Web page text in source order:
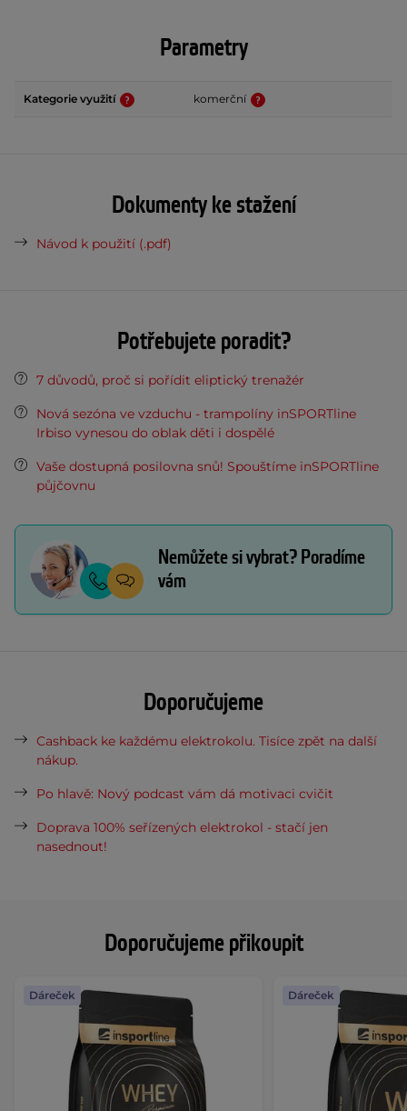
Doporučujeme přikoupit
Dáreček Dáreček
Parametry
Kategorie využití komerční
Dokumenty ke stažení
Návod k použití (.pdf)
Potřebujete poradit?
7 důvodů, proč si pořídit eliptický trenažér
Nová sezóna ve vzduchu - trampolíny inSPORTline
Irbiso vynesou do oblak děti i dospělé
Vaše dostupná posilovna snů! Spouštíme inSPORTline
půjčovnu
Nemůžete si vybrat? Poradíme
vám
Doporučujeme
Cashback ke každému elektrokolu. Tisíce zpět na další
nákup.
Po hlavě: Nový podcast vám dá motivaci cvičit
Doprava 100% seřízených elektrokol - stačí jen
nasednout!